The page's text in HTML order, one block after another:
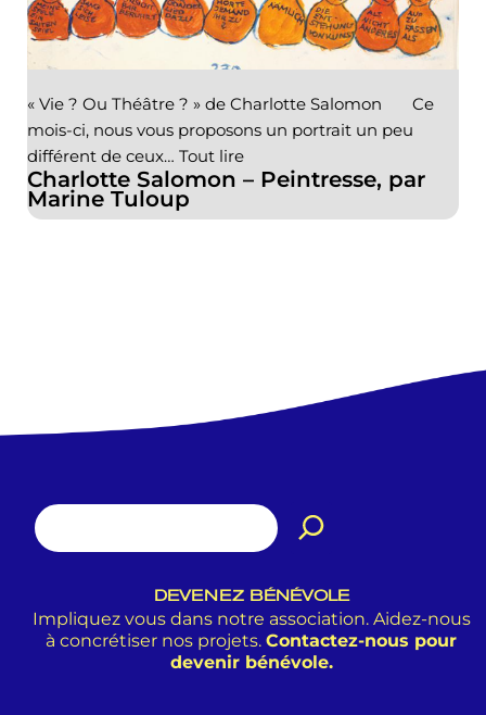
Charlotte Salomon – Peintresse, par
Marine Tuloup
« Vie ? Ou Théâtre ? » de Charlotte Salomon Ce
mois-ci, nous vous proposons un portrait un peu
différent de ceux… Tout lire
DEVENEZ BÉNÉVOLE
Impliquez vous dans notre association. Aidez-nous
à concrétiser nos projets. Contactez-nous pour
devenir bénévole.